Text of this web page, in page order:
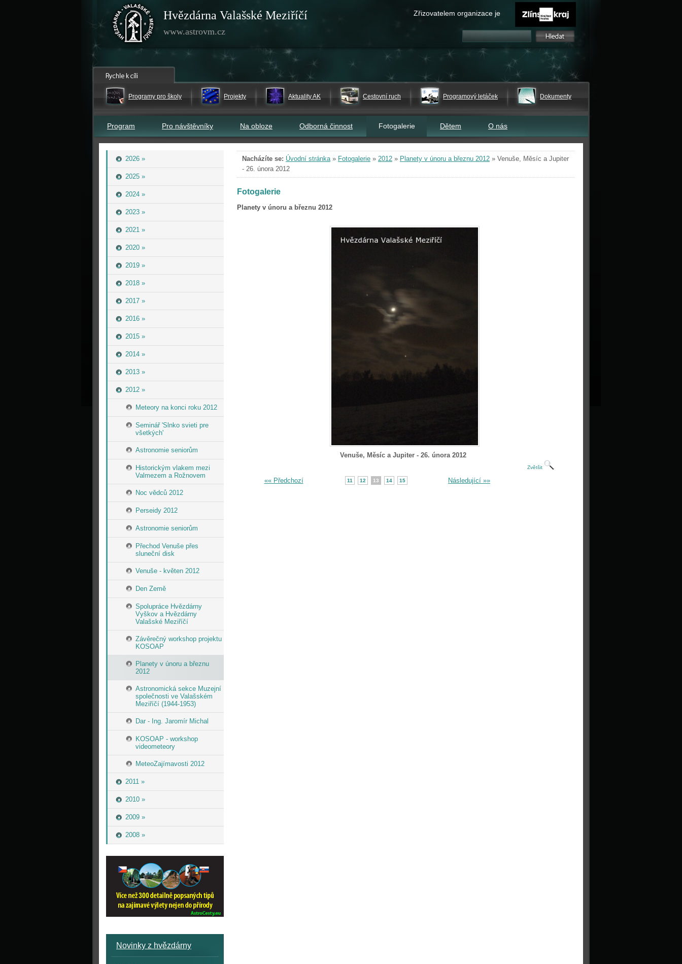
Hvězdárna Valašské Meziříčí
www.astrovm.cz
Zřizovatelem organizace je
Programy pro školy Projekty Aktuality AK Cestovní ruch Programový letáček Dokumenty
Program Pro návštěvníky Na obloze Odborná činnost Fotogalerie Dětem O nás
2026 »
2025 »
2024 »
2023 »
2021 »
2020 »
2019 »
2018 »
2017 »
2016 »
2015 »
2014 »
2013 »
2012 »
Meteory na konci roku 2012
Seminář 'Slnko svieti pre
všetkých'
Astronomie seniorům
Historickým vlakem mezi
Valmezem a Rožnovem
Noc vědců 2012
Perseidy 2012
Astronomie seniorům
Přechod Venuše přes
sluneční disk
Venuše - květen 2012
Den Země
Spolupráce Hvězdárny
Vyškov a Hvězdárny
Valašské Meziříčí
Závěrečný workshop projektu
KOSOAP
Planety v únoru a březnu
2012
Astronomická sekce Muzejní
společnosti ve Valašském
Meziříčí (1944-1953)
Dar - Ing. Jaromír Michal
KOSOAP - workshop
videometeory
MeteoZajímavosti 2012
2011 »
2010 »
2009 »
2008 »
Novinky z hvězdárny
Nacházíte se: Úvodní stránka» Fotogalerie » 2012 » Planety v únoru a březnu 2012 » Venuše, Měsíc a Jupiter
- 26. února 2012
Fotogalerie
Planety v únoru a březnu 2012
Venuše, Měsíc a Jupiter - 26. února 2012
Zvětšit
«« Předchozí 11 12 13 14 15 Následující »»